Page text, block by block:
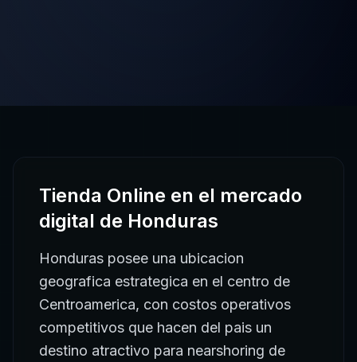
Tienda Online en el mercado
digital de Honduras
Honduras posee una ubicacion
geografica estrategica en el centro de
Centroamerica, con costos operativos
competitivos que hacen del pais un
destino atractivo para nearshoring de